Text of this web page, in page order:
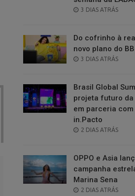
POSTED
3 DIAS ATRÁS
Do cofrinho à
novo plano do BB
POSTED
3 DIAS ATRÁS
Brasil Global
projeta futuro da
em parceria
in.Pacto
POSTED
2 DIAS ATRÁS
OPPO e Asia
campanha
Marina Sena
POSTED
2 DIAS ATRÁS